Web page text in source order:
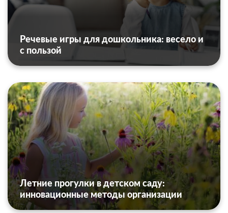
Речевые игры для дошкольника: весело и
с пользой
Летние прогулки в детском саду:
инновационные методы организации